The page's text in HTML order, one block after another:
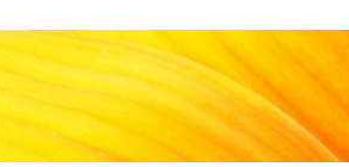
Proizvodi Recepti za ukusne Herbalife shake-ove